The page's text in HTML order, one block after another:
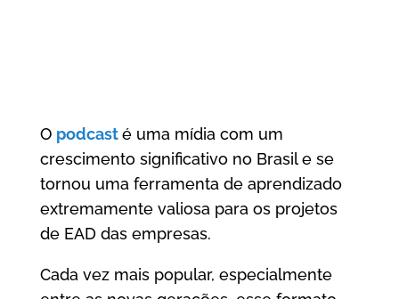
O podcast é uma mídia com um
crescimento significativo no Brasil e se
tornou uma ferramenta de aprendizado
extremamente valiosa para os projetos
de EAD das empresas.
Cada vez mais popular, especialmente